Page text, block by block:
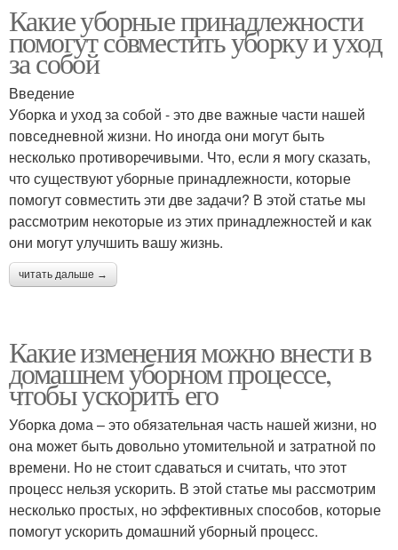
Какие уборные принадлежности
помогут совместить уборку и уход
за собой
Введение
Уборка и уход за собой - это две важные части нашей
повседневной жизни. Но иногда они могут быть
несколько противоречивыми. Что, если я могу сказать,
что существуют уборные принадлежности, которые
помогут совместить эти две задачи? В этой статье мы
рассмотрим некоторые из этих принадлежностей и как
они могут улучшить вашу жизнь.
читать дальше →
Какие изменения можно внести в
домашнем уборном процессе,
чтобы ускорить его
Уборка дома – это обязательная часть нашей жизни, но
она может быть довольно утомительной и затратной по
времени. Но не стоит сдаваться и считать, что этот
процесс нельзя ускорить. В этой статье мы рассмотрим
несколько простых, но эффективных способов, которые
помогут ускорить домашний уборный процесс.